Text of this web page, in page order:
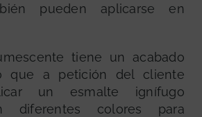
pueden aplicarse en
tiene un acabado
que a petición del cliente
un esmalte ignífugo
diferentes colores para